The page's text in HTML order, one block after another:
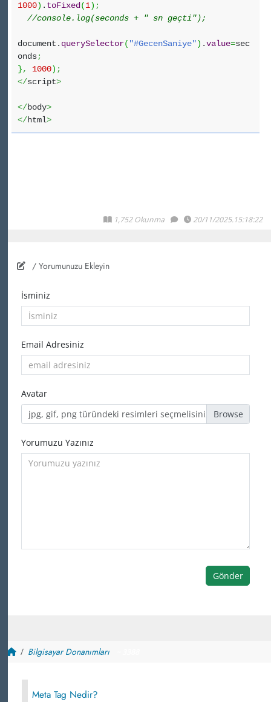
1000) . toFixed (1) ;
//console.log(seconds + " sn geçti");
document. querySelector( "#GecenSaniye") .value=sec
onds;
}, 1000) ;
</script>
</body>
</html>
1,752 Okunma 20/11/2025.15:18:22
/ Yorumunuzu Ekleyin
İsminiz
Email Adresiniz
Avatar
jpg, gif, png türündeki resimleri seçmelisiniz
Yorumuzu Yazınız
Gönder
Bilgisayar Donanımları
Meta Tag Nedir?